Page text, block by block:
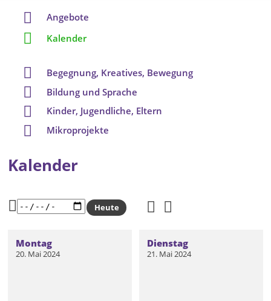
Kalender
Montag
20. Mai 2024
Dienstag
21. Mai 2024
Heute
Angebote
Kalender
Begegnung, Kreatives, Bewegung
Bildung und Sprache
Kinder, Jugendliche, Eltern
Mikroprojekte